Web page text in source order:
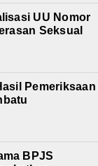
UU Nomor
Seksual
Pemeriksaan
BPJS